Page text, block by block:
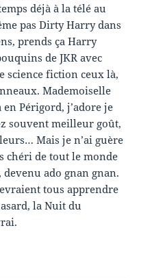
déjà à la télé au
pas Dirty Harry dans
prends ça Harry
de JKR avec
science fiction ceux là,
Mademoiselle
Périgord, j’adore je
souvent meilleur goût,
Mais je n’ai guère
chéri de tout le monde
ado gnan gnan.
tous apprendre
la Nuit du